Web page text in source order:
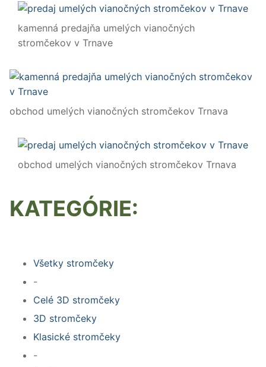
kamenná predajňa umelých vianočných
stromčekov v Trnave
obchod umelých vianočných stromčekov Trnava
obchod umelých vianočných stromčekov Trnava
KATEGÓRIE:
Všetky stromčeky
-
Celé 3D stromčeky
3D stromčeky
Klasické stromčeky
-